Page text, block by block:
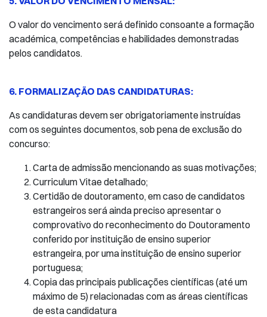
O valor do vencimento será definido consoante a formação
académica, competências e habilidades demonstradas
pelos candidatos.
6. FORMALIZAÇÃO DAS CANDIDATURAS:
As candidaturas devem ser obrigatoriamente instruídas
com os seguintes documentos, sob pena de exclusão do
concurso:
Carta de admissão mencionando as suas motivações;
Curriculum Vitae detalhado;
Certidão de doutoramento, em caso de candidatos
estrangeiros será ainda preciso apresentar o
comprovativo do reconhecimento do Doutoramento
conferido por instituição de ensino superior
estrangeira, por uma instituição de ensino superior
portuguesa;
Copia das principais publicações científicas (até um
máximo de 5) relacionadas com as áreas científicas
de esta candidatura